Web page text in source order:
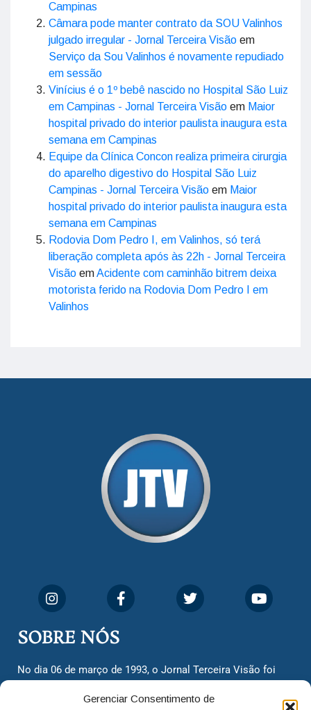
Gerenciar Consentimento de
Campinas
Câmara pode manter contrato da SOU Valinhos
julgado irregular - Jornal Terceira Visão em
Serviço da Sou Valinhos é novamente repudiado
em sessão
Vinícius é o 1º bebê nascido no Hospital São Luiz
em Campinas - Jornal Terceira Visão em Maior
hospital privado do interior paulista inaugura esta
semana em Campinas
Equipe da Clínica Concon realiza primeira cirurgia
do aparelho digestivo do Hospital São Luiz
Campinas - Jornal Terceira Visão em Maior
hospital privado do interior paulista inaugura esta
semana em Campinas
Rodovia Dom Pedro I, em Valinhos, só terá
liberação completa após às 22h - Jornal Terceira
Visão emAcidente com caminhão bitrem deixa
motorista ferido na Rodovia Dom Pedro I em
Valinhos
SOBRE NÓS
No dia 06 de março de 1993, o Jornal Terceira Visão foi
cidadãos valinhenses, já que naquela época só existiam